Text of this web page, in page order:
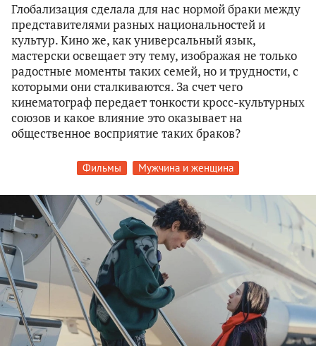
Глобализация сделала для нас нормой браки между
представителями разных национальностей и
культур. Кино же, как универсальный язык,
мастерски освещает эту тему, изображая не только
радостные моменты таких семей, но и трудности, с
которыми они сталкиваются. За счет чего
кинематограф передает тонкости кросс-культурных
союзов и какое влияние это оказывает на
общественное восприятие таких браков?
Фильмы Мужчина и женщина